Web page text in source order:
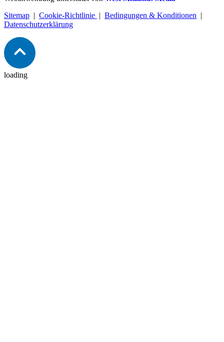
Sitemap | Cookie-Richtlinie | Bedingungen & Konditionen |
Datenschutzerklärung
loading